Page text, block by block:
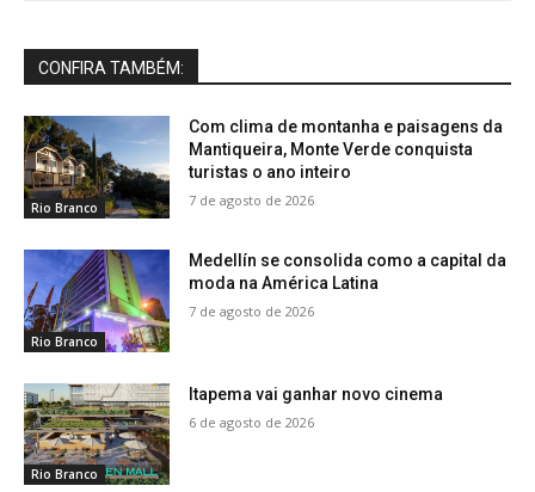
CONFIRA TAMBÉM:
Rio Branco
Com clima de montanha e paisagens da
Mantiqueira, Monte Verde conquista
turistas o ano inteiro
7 de agosto de 2026
Rio Branco
Medellín se consolida como a capital da
moda na América Latina
7 de agosto de 2026
Rio Branco
Itapema vai ganhar novo cinema
6 de agosto de 2026